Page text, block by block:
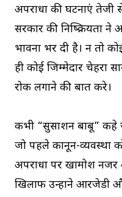
अपराधों की घटनाएं तेजी
सरकार की निष्क्रियता
भावना भर दी है। न तो
ही कोई जिम्मेदार चेहरा
रोक लगाने की बात करे।
कभी “सुसाशन बाबू” कहे
जो पहले कानून-व्यवस्था
अपराधों पर खामोश
खिलाफ उन्होंने आरजेडी